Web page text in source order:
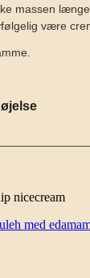
massen
være
med